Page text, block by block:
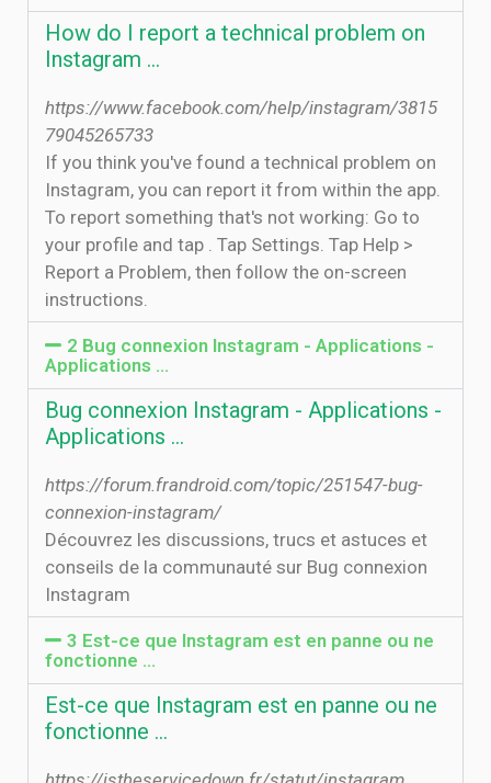
How do I report a technical problem on
Instagram ...
https://www.facebook.com/help/instagram/3815
79045265733
If you think you've found a technical problem on
Instagram, you can report it from within the app.
To report something that's not working: Go to
your profile and tap . Tap Settings. Tap Help >
Report a Problem, then follow the on-screen
instructions.
2 Bug connexion Instagram - Applications -
Applications ...
Bug connexion Instagram - Applications -
Applications ...
https://forum.frandroid.com/topic/251547-bug-
connexion-instagram/
Découvrez les discussions, trucs et astuces et
conseils de la communauté sur Bug connexion
Instagram
3 Est-ce que Instagram est en panne ou ne
fonctionne …
Est-ce que Instagram est en panne ou ne
fonctionne …